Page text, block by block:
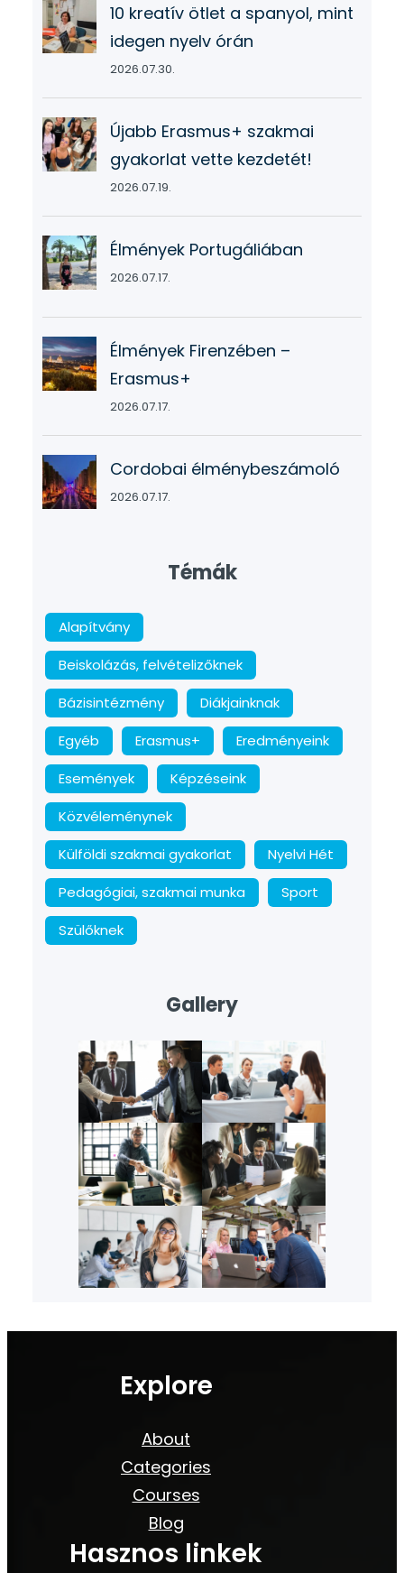
10 kreatív ötlet a spanyol, mint
idegen nyelv órán
2026.07.30.
Újabb Erasmus+ szakmai
gyakorlat vette kezdetét!
2026.07.19.
Élmények Portugáliában
2026.07.17.
Élmények Firenzében –
Erasmus+
2026.07.17.
Cordobai élménybeszámoló
2026.07.17.
Témák
Alapítvány
Beiskolázás, felvételizőknek
Bázisintézmény
Diákjainknak
Egyéb
Erasmus+
Eredményeink
Események
Képzéseink
Közvéleménynek
Külföldi szakmai gyakorlat
Nyelvi Hét
Pedagógiai, szakmai munka
Sport
Szülőknek
Gallery
Explore
About
Categories
Courses
Blog
Hasznos linkek